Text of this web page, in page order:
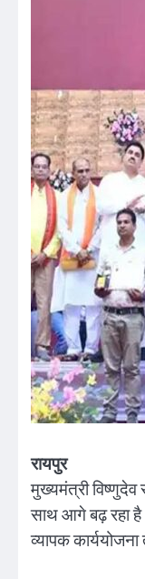
रायपुर
मुख्यमंत्री विष्णुदेव
साथ आगे बढ़ रहा
व्यापक